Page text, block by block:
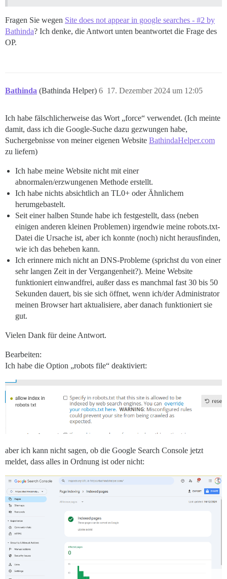
Fragen Sie wegen Site does not appear in google searches - #2 by
Bathinda? Ich denke, die Antwort unten beantwortet die Frage des
OP.
Bathinda (Bathinda Helper) 17. Dezember 2024 um 12:05
6
Ich habe fälschlicherweise das Wort „force“ verwendet. (Ich meinte
damit, dass ich die Google-Suche dazu gezwungen habe,
Suchergebnisse von meiner eigenen Website BathindaHelper.com
zu liefern)
Ich habe meine Website nicht mit einer
abnormalen/erzwungenen Methode erstellt.
Ich habe nichts absichtlich an TL0+ oder Ähnlichem
herumgebastelt.
Seit einer halben Stunde habe ich festgestellt, dass (neben
einigen anderen kleinen Problemen) irgendwie meine robots.txt-
Datei die Ursache ist, aber ich konnte (noch) nicht herausfinden,
wie ich das beheben kann.
Ich erinnere mich nicht an DNS-Probleme (sprichst du von einer
sehr langen Zeit in der Vergangenheit?). Meine Website
funktioniert einwandfrei, außer dass es manchmal fast 30 bis 50
Sekunden dauert, bis sie sich öffnet, wenn ich/der Administrator
meinen Browser hart aktualisiere, aber danach funktioniert sie
gut.
Vielen Dank für deine Antwort.
Bearbeiten:
Ich habe die Option „robots file“ deaktiviert:
aber ich kann nicht sagen, ob die Google Search Console jetzt
meldet, dass alles in Ordnung ist oder nicht: